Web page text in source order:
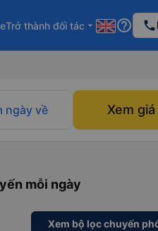
Trở thành đối tác arrow_drop_down help_outline phone
ngày về Xem giá
mỗi ngày
Xem bộ lọc chuyến